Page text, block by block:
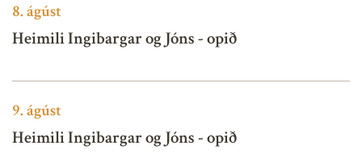
8.ágúst
Heimili Ingibargar og Jóns - opið
9.ágúst
Heimili Ingibargar og Jóns - opið